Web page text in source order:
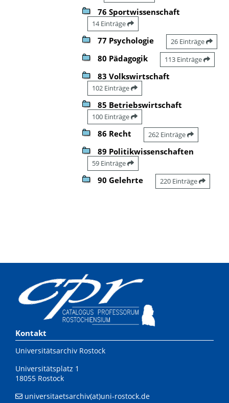
76 Sportwissenschaft
14 Einträge
77 Psychologie 26 Einträge
80 Pädagogik 113 Einträge
83 Volkswirtschaft
102 Einträge
85 Betriebswirtschaft
100 Einträge
86 Recht 262 Einträge
89 Politikwissenschaften
59 Einträge
90 Gelehrte 220 Einträge
Kontakt
Universitätsarchiv Rostock
Universitätsplatz 1
18055 Rostock
universitaetsarchiv(at)uni-rostock.de